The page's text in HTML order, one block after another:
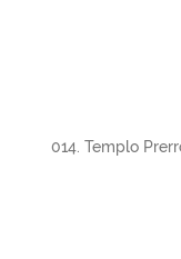
014. Templo